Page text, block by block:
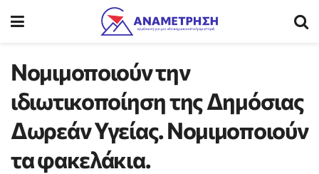
Νομιμοποιούν την
ιδιωτικοποίηση της Δημόσιας
Δωρεάν Υγείας. Νομιμοποιούν
τα φακελάκια.